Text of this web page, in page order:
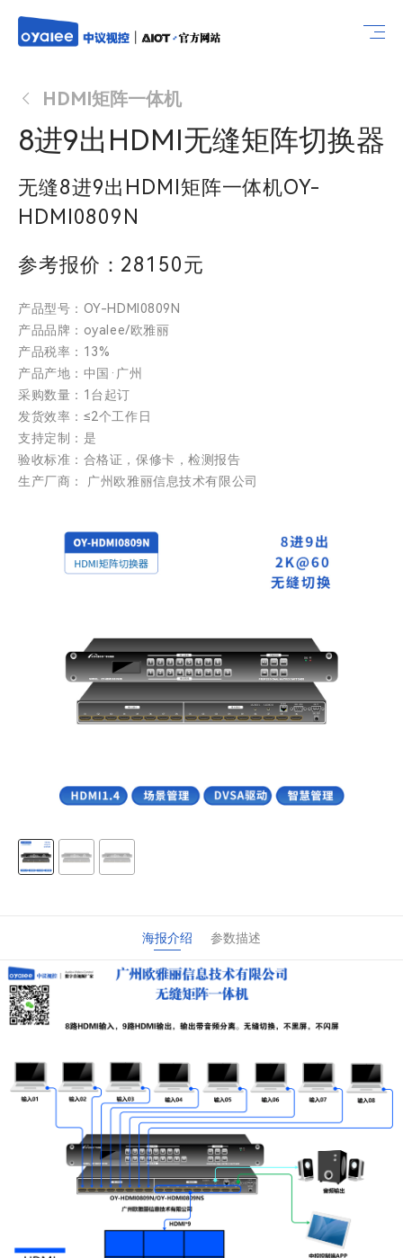
HDMI矩阵一体机
8进9出HDMI无缝矩阵切换器
无缝8进9出HDMI矩阵一体机OY-
HDMI0809N
参考报价：28150元
产品型号：OY-HDMI0809N
产品品牌：oyalee/欧雅丽
产品税率：13%
产品产地：中国·广州
采购数量：1台起订
发货效率：≤2个工作日
支持定制：是
验收标准：合格证，保修卡，检测报告
生产厂商： 广州欧雅丽信息技术有限公司
海报介绍 参数描述